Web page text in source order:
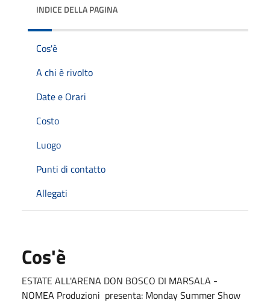
INDICE DELLA PAGINA
Cos'è
A chi è rivolto
Date e Orari
Costo
Luogo
Punti di contatto
Allegati
Cos'è
ESTATE ALL'ARENA DON BOSCO DI MARSALA -
NOMEA Produzioni presenta: Monday Summer Show